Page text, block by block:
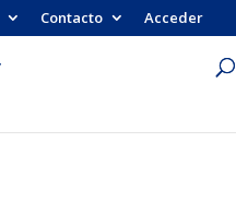
Contacto Acceder